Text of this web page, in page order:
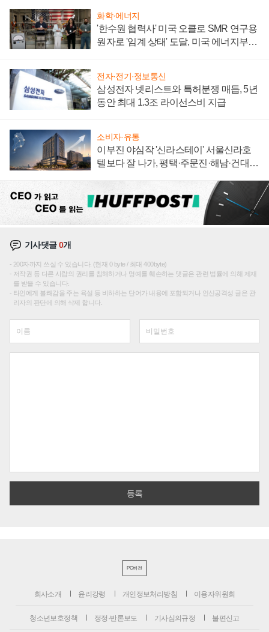
화학·에너지
'한수원 협력사' 미국 오클로 SMR 연구용
원자로 '임계 상태' 도달, 미국 에너지부
전자·전기·정보통신
삼성전자 넷리스트와 특허분쟁 매듭, 5년
동안 최대 1.3조 라이선스비 지급
소비자·유통
이부진 야심작 '신라스테이' 서울신라호
텔보다 잘 나가, 평택·주문진·해남·건대로
기사댓글0개
200자까지 쓰실 수 있습니다. (현재 0 byte / 최대 400byte)
저작권 등 다른 사람의 권리를 침해하거나 명예를 훼손하는 댓글은 관련 법률에 의해 제재
를 받을 수 있습니다.
타인에게 불쾌감을 주는 욕설 등 비하하는 단어가 내용에 포함되거나 인신공격성 글은 관
리자의 판단에 의해 삭제 합니다.
PC버전
회사소개 윤리강령 개인정보처리방침 이용자위원회
청소년보호정책 정정·반론보도 기사심의규정 불편신고